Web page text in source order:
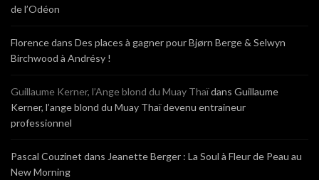
de l’Odéon
Florencedans Des places à gagner pour Bjørn Berge & Selwyn
Birchwood à Andrésy !
Guillaume Kerner, l’Ange blond du Muay Thaïdans Guillaume
Kerner, l’ange blond du Muay Thaï devenu entraineur
professionnel
Pascal Couzinet dans Jeanette Berger : La Soul à Fleur de Peau au
New Morning